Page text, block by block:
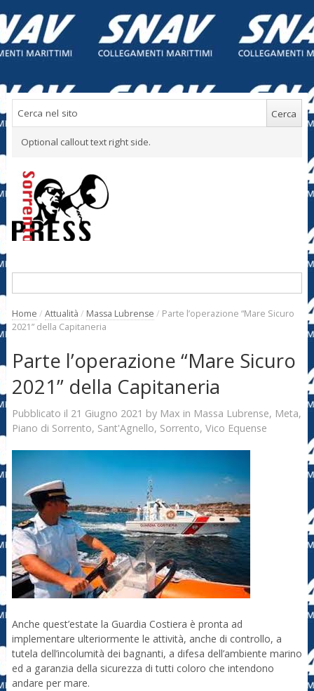
Optional callout text right side.
Home / Attualità / Massa Lubrense / Parte l’operazione “Mare Sicuro
2021” della Capitaneria
Parte l’operazione “Mare Sicuro
2021” della Capitaneria
Pubblicato il 21 Giugno 2021 by Max in Massa Lubrense, Meta,
Piano di Sorrento, Sant'Agnello, Sorrento, Vico Equense
Anche quest’estate la Guardia Costiera è pronta ad
implementare ulteriormente le attività, anche di controllo, a
tutela dell’incolumità dei bagnanti, a difesa dell’ambiente marino
ed a garanzia della sicurezza di tutti coloro che intendono
andare per mare.